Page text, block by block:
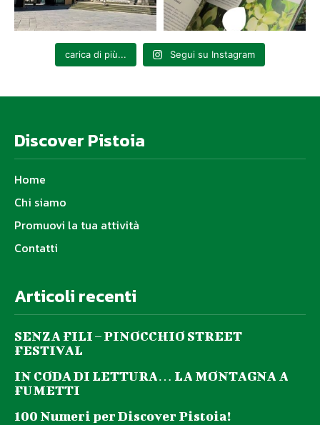
carica di più... Segui su Instagram
Discover Pistoia
Home
Chi siamo
Promuovi la tua attività
Contatti
Articoli recenti
SENZA FILI – PINOCCHIO STREET
FESTIVAL
IN CODA DI LETTURA… LA MONTAGNA A
FUMETTI
100 Numeri per Discover Pistoia!